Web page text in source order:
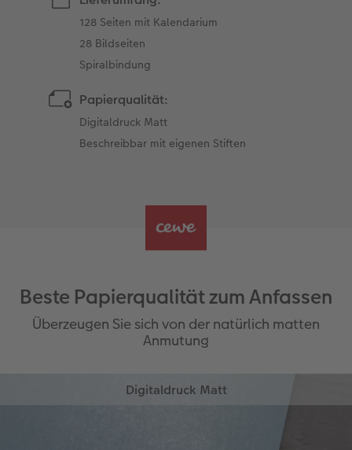
128 Seiten mit Kalendarium
28 Bildseiten
Spiralbindung
Papierqualität:
Digitaldruck Matt
Beschreibbar mit eigenen Stiften
Beste Papierqualität zum Anfassen
Überzeugen Sie sich von der natürlich matten
Anmutung